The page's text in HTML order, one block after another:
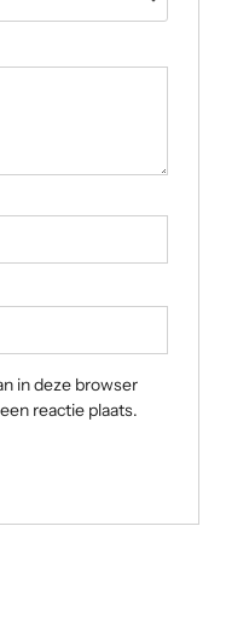
in deze browser
reactie plaats.